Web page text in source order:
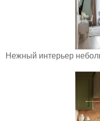
Нежный интерьер